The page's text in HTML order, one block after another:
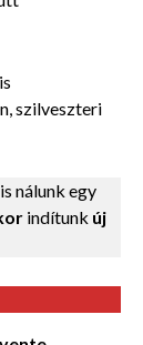
szilveszteri
is nálunk egy
indítunk új